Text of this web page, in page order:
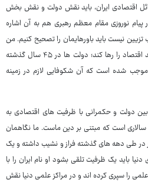
اقتصادی ایران، باید نقش دولت و نقش بخش
نوروزی مقام معظم رهبری هم به آن اشاره
تزیین نیست باید باورهایمان را تصحیح کنیم. من
همانطور که قبلا هم گفته ام دولت باید اقتصاد را رها کند؛ دولت ها در ۴۵ سال گذشته
موجب شده است که آن شکوفایی لازم در زمینه
دولت و حکمرانی با ظرفیت های اقتصادی به
است که مبتنی بر دین ماست. ما نگاهمان
در طی دهه های گذشته فراز و نشیب داشته و یک
باید یک ظرفیت تلقی بشود او نام ایران را با
را سپری کرده اند و در مراکز علمی دنیا نقش